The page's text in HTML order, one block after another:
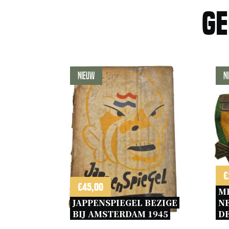
Nieuw
€45,00
JAPPENSPIEGEL BEZIGE
BIJ AMSTERDAM 1945
€